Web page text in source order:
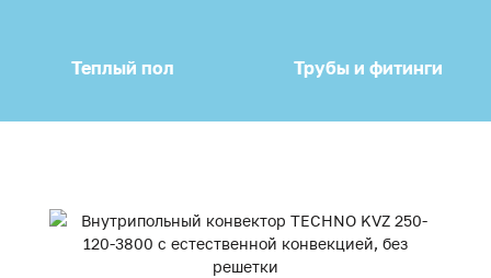
Теплый пол Трубы и фитинги